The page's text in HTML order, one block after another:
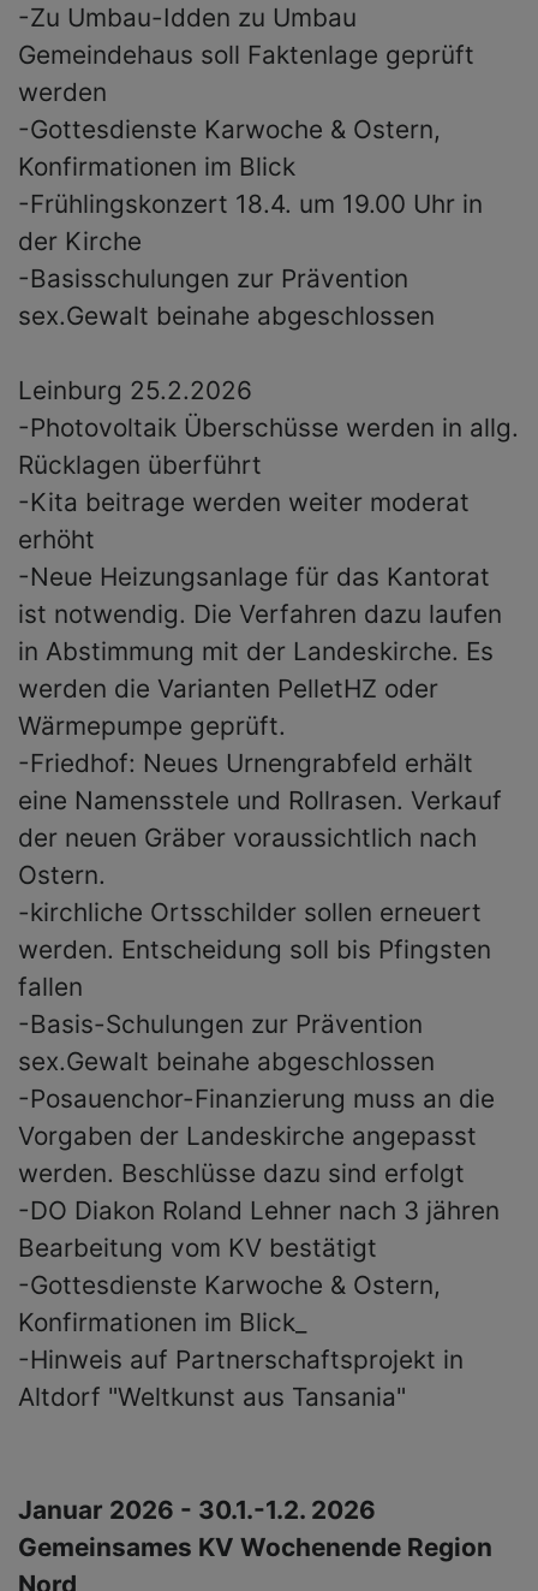
-Zu Umbau-Idden zu Umbau
Gemeindehaus soll Faktenlage geprüft
werden
-Gottesdienste Karwoche & Ostern,
Konfirmationen im Blick
-Frühlingskonzert 18.4. um 19.00 Uhr in
der Kirche
-Basisschulungen zur Prävention
sex.Gewalt beinahe abgeschlossen
Leinburg 25.2.2026
-Photovoltaik Überschüsse werden in allg.
Rücklagen überführt
-Kita beitrage werden weiter moderat
erhöht
-Neue Heizungsanlage für das Kantorat
ist notwendig. Die Verfahren dazu laufen
in Abstimmung mit der Landeskirche. Es
werden die Varianten PelletHZ oder
Wärmepumpe geprüft.
-Friedhof: Neues Urnengrabfeld erhält
eine Namensstele und Rollrasen. Verkauf
der neuen Gräber voraussichtlich nach
Ostern.
-kirchliche Ortsschilder sollen erneuert
werden. Entscheidung soll bis Pfingsten
fallen
-Basis-Schulungen zur Prävention
sex.Gewalt beinahe abgeschlossen
-Posauenchor-Finanzierung muss an die
Vorgaben der Landeskirche angepasst
werden. Beschlüsse dazu sind erfolgt
-DO Diakon Roland Lehner nach 3 jähren
Bearbeitung vom KV bestätigt
-Gottesdienste Karwoche & Ostern,
Konfirmationen im Blick_
-Hinweis auf Partnerschaftsprojekt in
Altdorf "Weltkunst aus Tansania"
Januar 2026 - 30.1.-1.2. 2026
Gemeinsames KV Wochenende Region
Nord